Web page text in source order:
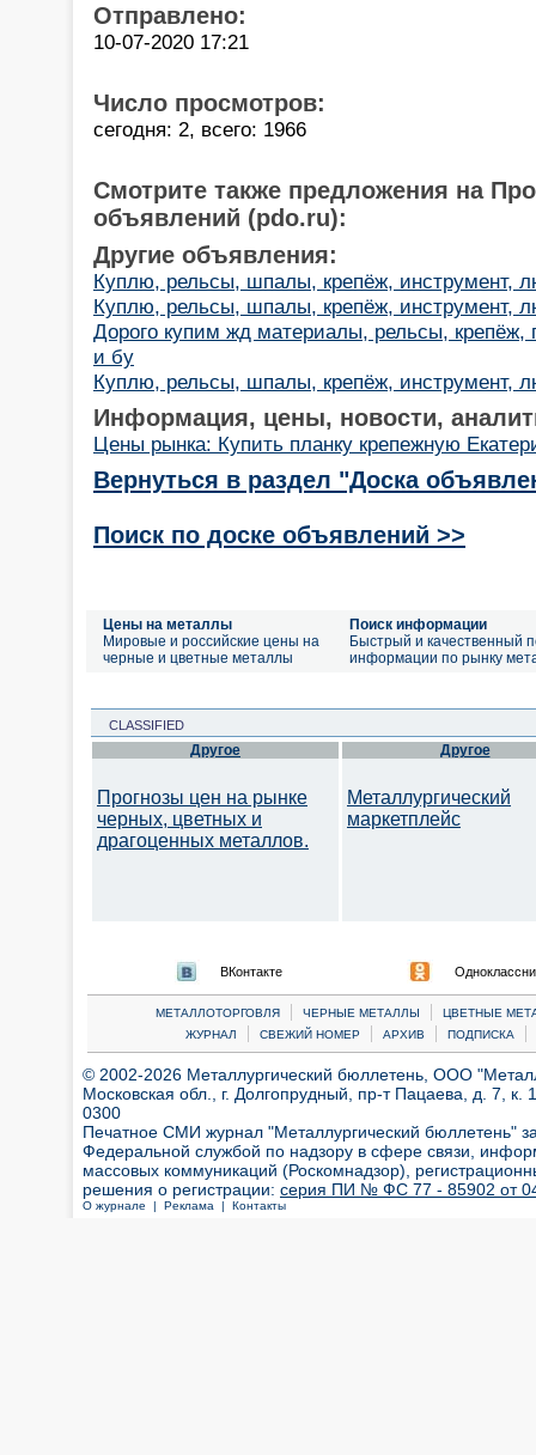
Отправлено:
10-07-2020 17:21
Число просмотров:
сегодня: 2, всего: 1966
Смотрите также предложения на
объявлений (pdo.ru):
Другие объявления:
Куплю, рельсы, шпалы, крепёж, инструмент,
Куплю, рельсы, шпалы, крепёж, инструмент,
Дорого купим жд материалы, рельсы, крепёж,
и бу
Куплю, рельсы, шпалы, крепёж, инструмент,
Информация, цены, новости,
Цены рынка: Купить планку крепежную
Вернуться в раздел "Доска
Поиск по доске объявлений >>
Цены на металлы
Мировые и российские цены на
черные и цветные металлы
Поиск информации
Быстрый и качественный
информации по рынку
CLASSIFIED
Другое
Прогнозы цен на рынке
черных, цветных и
драгоценных металлов.
Другое
Металлургический
маркетплейс
ВКонтакте
МЕТАЛЛОТОРГОВЛЯ | ЧЕРНЫЕ МЕТАЛЛЫ |
ЦВЕТНЫЕ
ЖУРНАЛ
| СВЕЖИЙ НОМЕР | АРХИВ | ПОДПИСКА |
© 2002-2026 Металлургический бюллетень, ООО
Московская обл., г. Долгопрудный, пр-т Пацаева, д. 7,
0300
Печатное СМИ журнал "Металлургический бюллетень"
Федеральной службой по надзору в сфере связи,
массовых коммуникаций (Роскомнадзор),
решения о регистрации: серия ПИ № ФС 77 - 85902 от 04
О журнале | Реклама | Контакты